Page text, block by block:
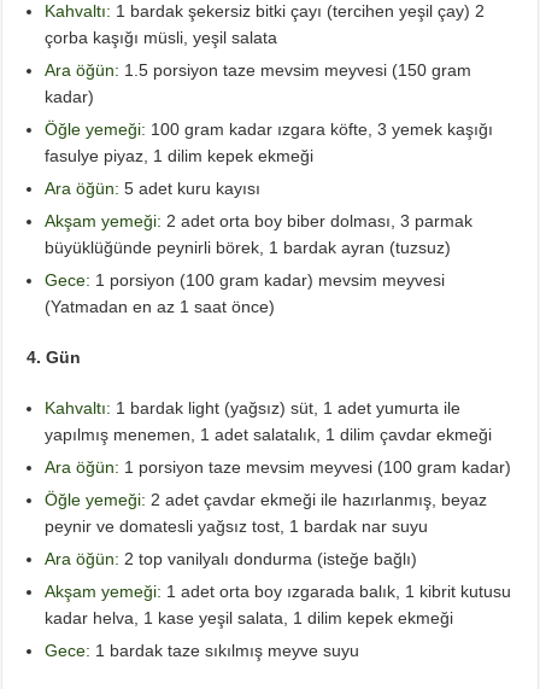
Kahvaltı: 1 bardak şekersiz bitki çayı (tercihen yeşil çay) 2
çorba kaşığı müsli, yeşil salata
Ara öğün: 1.5 porsiyon taze mevsim meyvesi (150 gram
kadar)
Öğle yemeği: 100 gram kadar ızgara köfte, 3 yemek kaşığı
fasulye piyaz, 1 dilim kepek ekmeği
Ara öğün: 5 adet kuru kayısı
Akşam yemeği: 2 adet orta boy biber dolması, 3 parmak
büyüklüğünde peynirli börek, 1 bardak ayran (tuzsuz)
Gece: 1 porsiyon (100 gram kadar) mevsim meyvesi
(Yatmadan en az 1 saat önce)
4. Gün
Kahvaltı: 1 bardak light (yağsız) süt, 1 adet yumurta ile
yapılmış menemen, 1 adet salatalık, 1 dilim çavdar ekmeği
Ara öğün: 1 porsiyon taze mevsim meyvesi (100 gram kadar)
Öğle yemeği: 2 adet çavdar ekmeği ile hazırlanmış, beyaz
peynir ve domatesli yağsız tost, 1 bardak nar suyu
Ara öğün: 2 top vanilyalı dondurma (isteğe bağlı)
Akşam yemeği: 1 adet orta boy ızgarada balık, 1 kibrit kutusu
kadar helva, 1 kase yeşil salata, 1 dilim kepek ekmeği
Gece: 1 bardak taze sıkılmış meyve suyu